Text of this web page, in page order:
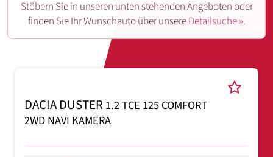
Stöbern Sie in unseren unten stehenden Angeboten oder
finden Sie Ihr Wunschauto über unsereDetailsuche ».
DACIA DUSTER1.2 TCE 125 COMFORT
2WD NAVI KAMERA